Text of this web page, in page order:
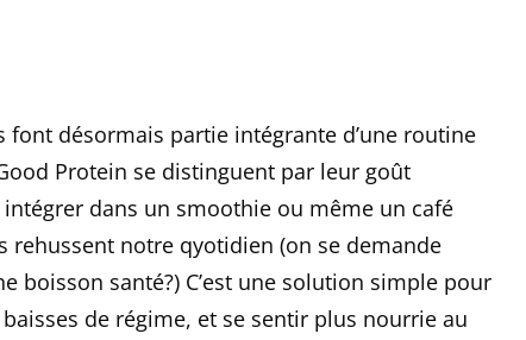
désormais partie intégrante d’une routine
Protein se distinguent par leur goût
dans un smoothie ou même un café
rehussent notre qyotidien (on se demande
boisson santé?) C’est une solution simple pour
de régime, et se sentir plus nourrie au